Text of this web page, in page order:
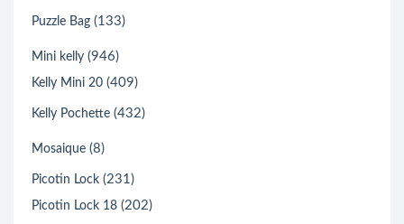
Puzzle Bag (133)
Mini kelly (946)
Kelly Mini 20 (409)
Kelly Pochette (432)
Mosaique (8)
Picotin Lock (231)
Picotin Lock 18 (202)